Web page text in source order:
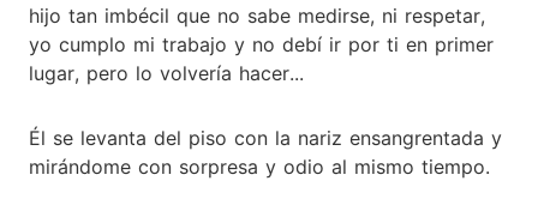
hijo tan imbécil que no sabe medirse, ni respetar,
yo cumplo mi trabajo y no debí ir por ti en primer
lugar, pero lo volvería hacer...
Él se levanta del piso con la nariz ensangrentada y
mirándome con sorpresa y odio al mismo tiempo.